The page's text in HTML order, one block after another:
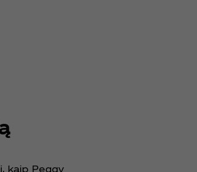
kaip Peggy